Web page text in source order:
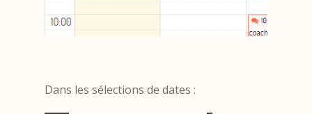
Dans les sélections de dates :